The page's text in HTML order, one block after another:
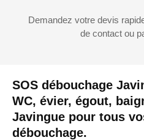
SOS débouchage
WC, évier, égout,
Javingue pour tous
débouchage.
Demandez votre devis
de contact ou